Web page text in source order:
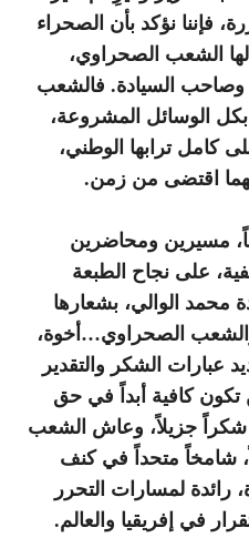
فإننا نؤكد بأن الصحراء
لها الشعب الصحراوي،
السيادة. فالشعب
الوسائل المشروعة،
كامل ترابها الوطني،
اقتضى من زمن.
مسيرين ومحاضرين
على نجاح الطبعة
محمد الوالي، بشعارها
الصحراوي…أخوة،
عبارات الشكر والتقدير
تكون كافية أبداً في حق
شكراً جزيلاً، وعاش الشعب
شامخاً متحداً في كنف
لمسارات التحرر
في إفريقيا والعالم.